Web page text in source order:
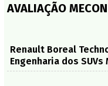
AVALIAÇÃO MECON
Renault Boreal
Engenharia dos SUVs